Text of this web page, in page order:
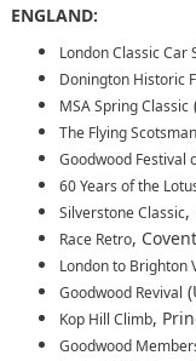
ENGLAND:
London Classic Car
Donington Historic
MSA Spring Classic
The Flying Scotsman
Goodwood Festival
60 Years of the
Silverstone Classic,
Race Retro,
London to Brighton
Goodwood Revival
Kop Hill Climb,
Goodwood